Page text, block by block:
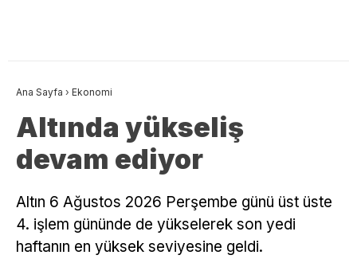
Ana Sayfa › Ekonomi
Altında yükseliş
devam ediyor
Altın 6 Ağustos 2026 Perşembe günü üst üste
4. işlem gününde de yükselerek son yedi
haftanın en yüksek seviyesine geldi.